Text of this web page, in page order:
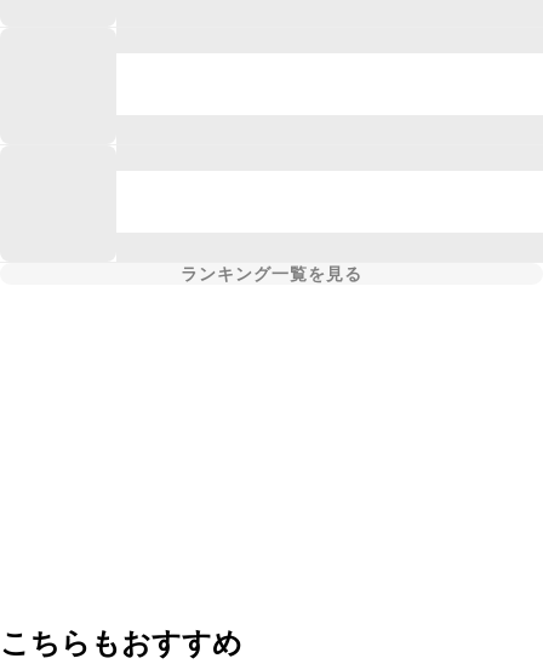
ランキング一覧を見る
こちらもおすすめ